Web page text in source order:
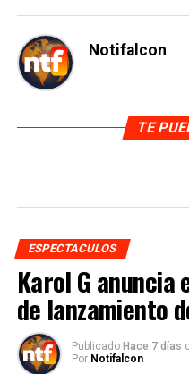
Notifalcon
TE
ESPECTACULOS
Karol G
de lanzamiento
Publicado Hace 7 días
Por Notifalcon